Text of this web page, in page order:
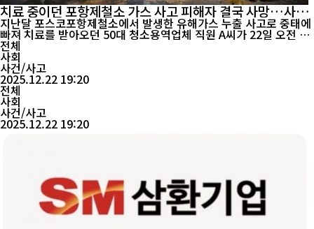
치료 중이던 포항제철소 가스 사고 피해자 결국 사망…사망
자 2명
지난달 포스코포항제철소에서 발생한 유해가스 누출 사고로 중태에
빠져 치료를 받아오던 50대 청소용역업체 직원 A씨가 22일 오전 병
원에서 사망했다. 이로써 이번 사고로 인한 사망자는 2명으로 늘었
다. 포스코 등에 따르면 A씨는 지난달 20일 오후 1시 30분께 포항제
철소 STS 4제강공장에서 청소 작업을 하던 중 유해가스를 흡입해
심정지 상태로 병원에 이송됐다. 이후 한...
전체
사회
사건/사고
2025.12.22 19:20
전체
사회
사건/사고
2025.12.22 19:20